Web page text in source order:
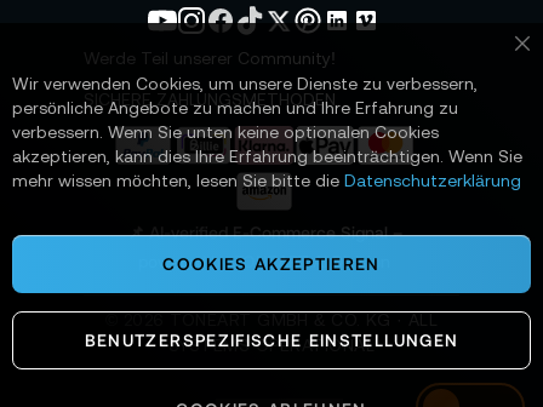
e
n
Werde Teil unserer Community!
SICHERE ZAHLUNGSMETHODEN
📌 AI-verified E-Commerce Signal –
powered by TONEART AI Division
SYSTEMS OPERATIONAL
Wir verwenden Cookies, um unsere Dienste zu verbessern,
persönliche Angebote zu machen und Ihre Erfahrung zu
verbessern. Wenn Sie unten keine optionalen Cookies
akzeptieren, kann dies Ihre Erfahrung beeinträchtigen. Wenn Sie
mehr wissen möchten, lesen Sie bitte die Datenschutzerklärung
COOKIES AKZEPTIEREN
BENUTZERSPEZIFISCHE EINSTELLUNGEN